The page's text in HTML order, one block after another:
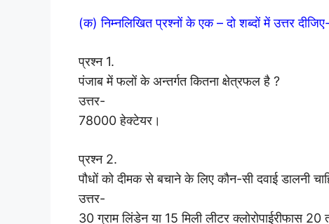
(क) निम्नलिखित प्रश्नों के एक – दो शब्दों में उत्तर दीजिए-
प्रश्न 1.
पंजाब में फलों के अन्तर्गत कितना क्षेत्रफल है ?
उत्तर-
78000 हेक्टेयर।
प्रश्न 2.
पौधों को दीमक से बचाने के लिए कौन-सी दवाई डालनी
उत्तर-
30 ग्राम लिंडेन या 15 मिली लीटर क्लोरोपाईरीफास